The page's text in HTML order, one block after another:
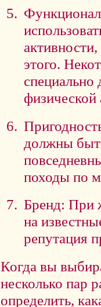
этого.
специально
физической
должны
походы по
Бренд: При
на
репутация
Когда вы
несколько пар
определить,